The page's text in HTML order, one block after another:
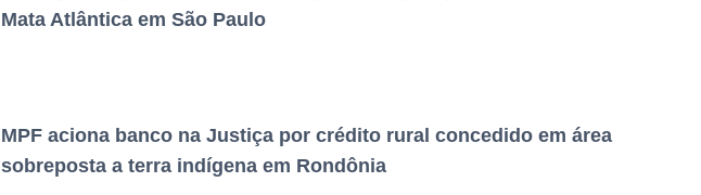
Mata Atlântica em São Paulo
MPF aciona banco na Justiça por crédito rural concedido em área
sobreposta a terra indígena em Rondônia